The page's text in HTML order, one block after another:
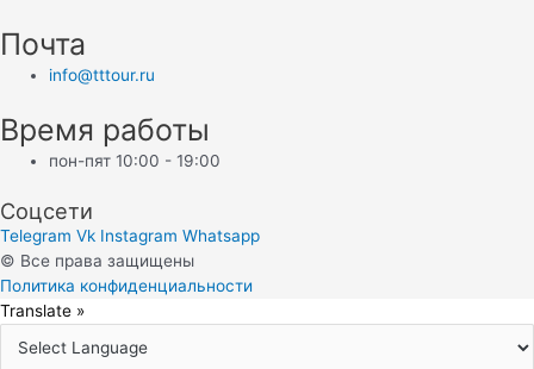
Почта
info@tttour.ru
Время работы
пон-пят 10:00 - 19:00
Соцсети
Telegram Vk Instagram Whatsapp
© Все права защищены
Политика конфиденциальности
Translate »